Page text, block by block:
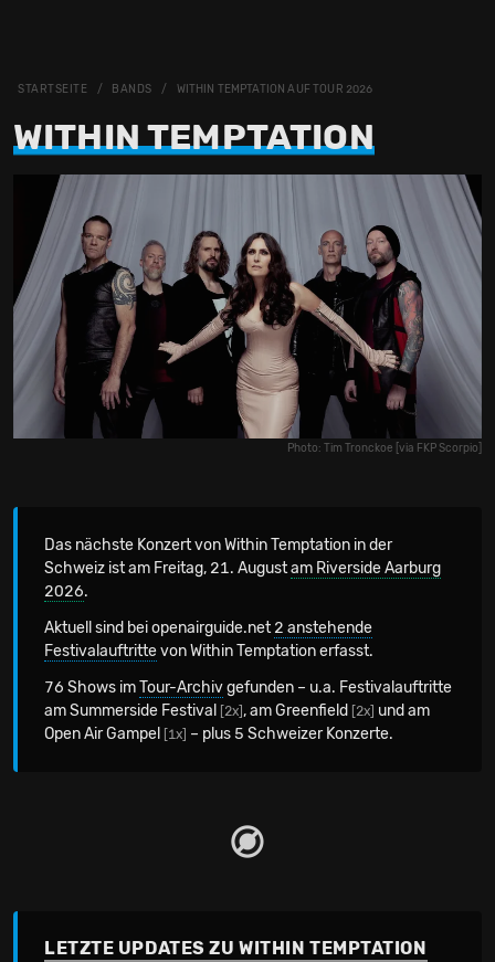
STARTSEITE BANDS WITHIN TEMPTATION AUF TOUR 2026
WITHIN TEMPTATION
Photo: Tim Tronckoe [via FKP Scorpio]
Das nächste Konzert von Within Temptation in der
Schweiz ist am Freitag, 21. Augustam Riverside Aarburg
2026.
Aktuell sind bei openairguide.net2 anstehende
Festivalauftrittevon Within Temptation erfasst.
76 Shows imTour-Archivgefunden – u.a. Festivalauftritte
am Summerside Festival
[2x], am Greenfield [2x] und am
Open Air Gampel [1x] – plus 5 Schweizer Konzerte.
LETZTE UPDATES ZU WITHIN TEMPTATION